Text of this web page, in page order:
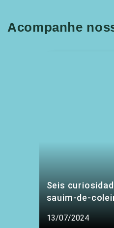
Acompanhe
Seis
sauim-de-
13/07/2024